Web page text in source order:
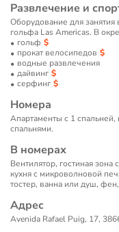
Развлечение и
Оборудование для
гольфа Las Americas. В
гольф
прокат велосипедов
водные развлечения
дайвинг
серфинг
Номера
Апартаменты с 1 спальней,
спальнями.
В номерах
Вентилятор, гостиная
кухня с микроволновой
тостер, ванна или душ,
Адрес
Avenida Rafael Puig, 17,